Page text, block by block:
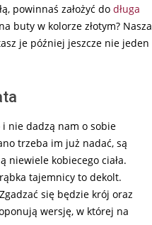
powinnaś założyć do długa
buty w kolorze złotym? Nasza
je później jeszcze nie jeden
i nie dadzą nam o sobie
trzeba im już nadać, są
niewiele kobiecego ciała.
tajemnicy to dekolt.
się będzie krój oraz
wersję, w której na